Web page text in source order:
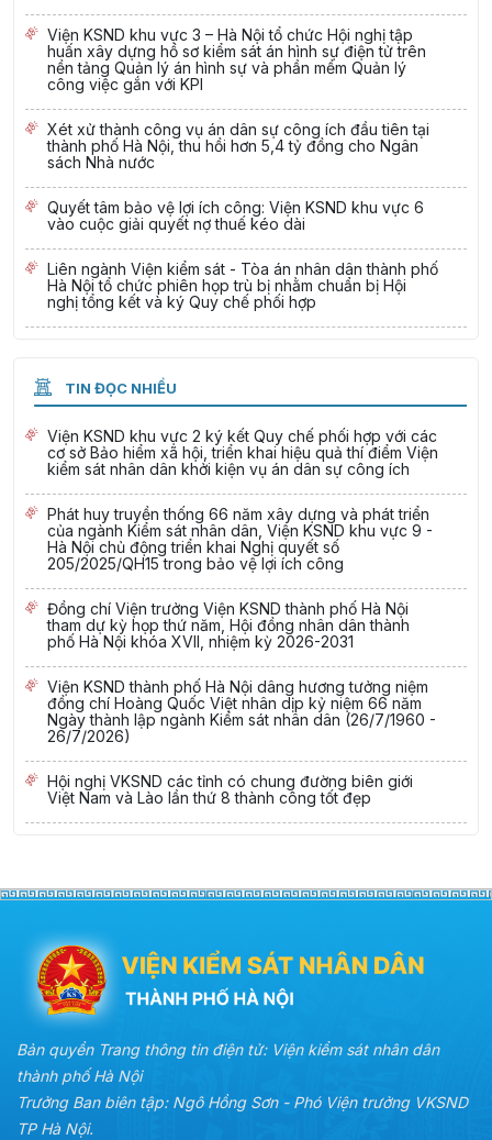
Viện KSND khu vực 3 – Hà Nội tổ chức Hội nghị tập
huấn xây dựng hồ sơ kiểm sát án hình sự điện tử trên
nền tảng Quản lý án hình sự và phần mềm Quản lý
công việc gắn với KPI
Xét xử thành công vụ án dân sự công ích đầu tiên tại
thành phố Hà Nội, thu hồi hơn 5,4 tỷ đồng cho Ngân
sách Nhà nước
Quyết tâm bảo vệ lợi ích công: Viện KSND khu vực 6
vào cuộc giải quyết nợ thuế kéo dài
Liên ngành Viện kiểm sát - Tòa án nhân dân thành phố
Hà Nội tổ chức phiên họp trù bị nhằm chuẩn bị Hội
nghị tổng kết và ký Quy chế phối hợp
TIN ĐỌC NHIỀU
Viện KSND khu vực 2 ký kết Quy chế phối hợp với các
cơ sở Bảo hiểm xã hội, triển khai hiệu quả thí điểm Viện
kiểm sát nhân dân khởi kiện vụ án dân sự công ích
Phát huy truyền thống 66 năm xây dựng và phát triển
của ngành Kiểm sát nhân dân, Viện KSND khu vực 9 -
Hà Nội chủ động triển khai Nghị quyết số
205/2025/QH15 trong bảo vệ lợi ích công
Đồng chí Viện trưởng Viện KSND thành phố Hà Nội
tham dự kỳ họp thứ năm, Hội đồng nhân dân thành
phố Hà Nội khóa XVII, nhiệm kỳ 2026-2031
Viện KSND thành phố Hà Nội dâng hương tưởng niệm
đồng chí Hoàng Quốc Việt nhân dịp kỷ niệm 66 năm
Ngày thành lập ngành Kiểm sát nhân dân (26/7/1960 -
26/7/2026)
Hội nghị VKSND các tỉnh có chung đường biên giới
Việt Nam và Lào lần thứ 8 thành công tốt đẹp
Bản quyền Trang thông tin điện tử: Viện kiểm sát nhân dân
thành phố Hà Nội
Trưởng Ban biên tập: Ngô Hồng Sơn - Phó Viện trưởng VKSND
TP Hà Nội.